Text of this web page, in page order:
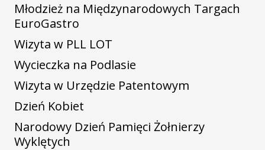
Młodzież na Międzynarodowych Targach
EuroGastro
Wizyta w PLL LOT
Wycieczka na Podlasie
Wizyta w Urzędzie Patentowym
Dzień Kobiet
Narodowy Dzień Pamięci Żołnierzy
Wyklętych